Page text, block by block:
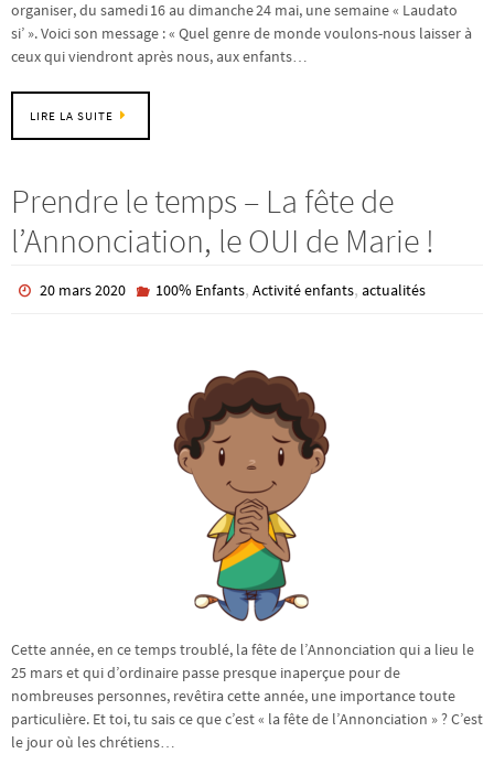
organiser, du samedi 16 au dimanche 24 mai, une semaine « Laudato
si’ ». Voici son message : « Quel genre de monde voulons-nous laisser à
ceux qui viendront après nous, aux enfants…
LIRE LA SUITE
Prendre le temps – La fête de
l’Annonciation, le OUI de Marie !
20 mars 2020 100% Enfants, Activité enfants, actualités
Cette année, en ce temps troublé, la fête de l’Annonciation qui a lieu le
25 mars et qui d’ordinaire passe presque inaperçue pour de
nombreuses personnes, revêtira cette année, une importance toute
particulière. Et toi, tu sais ce que c’est « la fête de l’Annonciation » ? C’est
le jour où les chrétiens…